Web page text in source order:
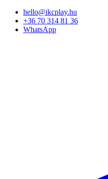
Ugrás
tartalomra
hello@ikcplay.hu
+36 70 314 81 36
WhatsApp